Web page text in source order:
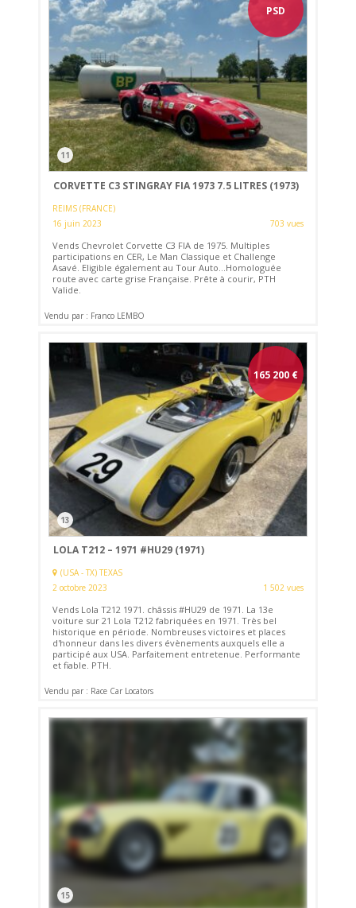
PSD
11
CORVETTE C3 STINGRAY FIA 1973 7.5 LITRES (1973)
REIMS (FRANCE)
16 juin 2023
703 vues
Vends Chevrolet Corvette C3 FIA de 1975. Multiples
participations en CER, Le Man Classique et Challenge
Asavé. Eligible également au Tour Auto...Homologuée
route avec carte grise Française. Prête à courir, PTH
Valide.
Vendu par : Franco LEMBO
165 200€
13
LOLA T212 – 1971 #HU29 (1971)
(USA - TX) TEXAS
2 octobre 2023
1 502 vues
Vends Lola T212 1971. châssis #HU29 de 1971. La 13e
voiture sur 21 Lola T212 fabriquées en 1971. Très bel
historique en période. Nombreuses victoires et places
d'honneur dans les divers évènements auxquels elle a
participé aux USA. Parfaitement entretenue. Performante
et fiable. PTH.
Vendu par : Race Car Locators
15